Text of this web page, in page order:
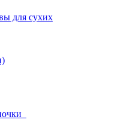
для сухих